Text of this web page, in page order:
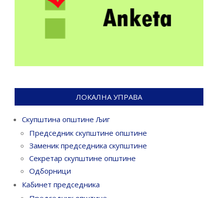
ЛОКАЛНА УПРАВА
Скупштина општине Љиг
Председник скупштине општине
Заменик председника скупштине
Секретар скупштине општине
Одборници
Кабинет председника